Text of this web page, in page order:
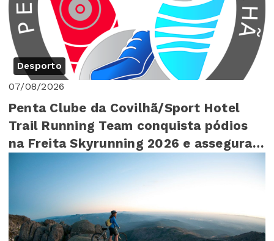
Desporto
07/08/2026
Penta Clube da Covilhã/Sport Hotel
Trail Running Team conquista pódios
na Freita Skyrunning 2026 e assegura
4º lugar ...